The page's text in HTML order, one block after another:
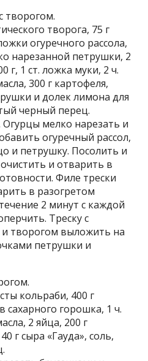
творогом.
творога, 75 г
огуречного рассола,
нарезанной петрушки, 2
г, 1 ст. ложка муки, 2 ч.
300 г картофеля,
и долек лимона для
черный перец.
мелко нарезать и
огуречный рассол,
и петрушку. Посолить и
и отварить в
Филе трески
в разогретом
2 минут с каждой
Треску с
творогом выложить на
петрушки и
кольраби, 400 г
сахарного горошка, 1 ч.
2 яйца, 200 г
г сыра «Гауда», соль,